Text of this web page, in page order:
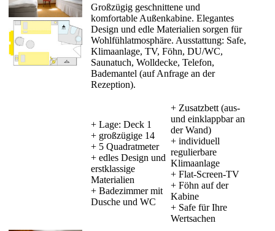
Großzügig geschnittene und
komfortable Außenkabine. Elegantes
Design und edle Materialien sorgen für
Wohlfühlatmosphäre. Ausstattung: Safe,
Klimaanlage, TV, Föhn, DU/WC,
Saunatuch, Wolldecke, Telefon,
Bademantel (auf Anfrage an der
Rezeption).
+ Lage: Deck 1
+ großzügige 14
+ 5 Quadratmeter
+ edles Design und
erstklassige
Materialien
+ Badezimmer mit
Dusche und WC
+ Zusatzbett (aus-
und einklappbar an
der Wand)
+ individuell
regulierbare
Klimaanlage
+ Flat-Screen-TV
+ Föhn auf der
Kabine
+ Safe für Ihre
Wertsachen